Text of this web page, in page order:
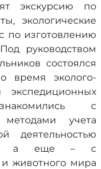
экскурсию по
экологические
по изготовлению
руководством
состоялся
время эколого-
экспедиционных
с
учета
деятельностью
а еще – с
и животного мира